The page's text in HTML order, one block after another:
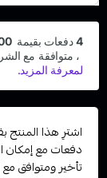
اشترِ هذا المنتج
دفعات مع إمكان
تأخير ومتوافق مع